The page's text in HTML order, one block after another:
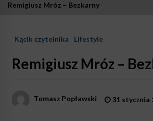
Remigiusz Mróz – Bezkarny
Kącik czytelnika Lifestyle
Remigiusz Mróz –
Tomasz Popławski 31 stycznia